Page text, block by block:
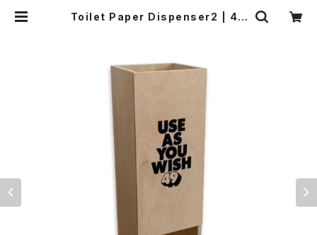
Toilet Paper Dispenser2 | 49